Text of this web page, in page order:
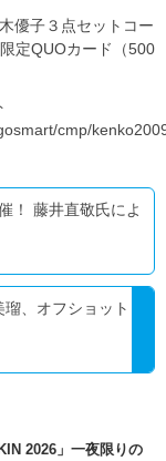
優子３点セットコー
定QUOカード（500
cmp/
！ 藤井直敬氏によ
、オフショット
2026」一夜限りの